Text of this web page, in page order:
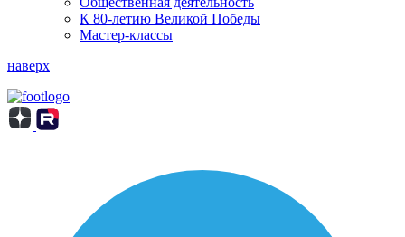
К 80-летию Великой Победы
Мастер-классы
наверх